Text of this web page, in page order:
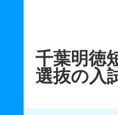
千葉明徳
選抜の入